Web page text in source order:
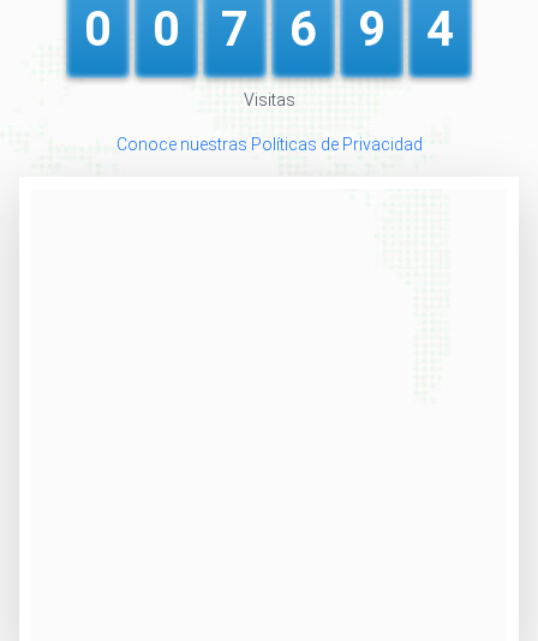
0 0 7 6 9 4
Visitas
Conoce nuestras Políticas de Privacidad